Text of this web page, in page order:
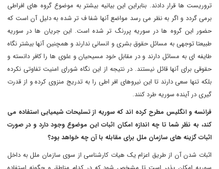
تروریست ها قرار دادند. بنابراین این بیانیه بیشتر به موضوع گروه های افراطی
برمی گردد و اگر به نظر می رسد مواضع آنها شفا ف تر شده به دلیل آن است که
حضور این گروه ها در سوریه پررنگ تر شده است. این جریان ها در سوریه
طبیعتا توجهی به مسائل حقوق بشری و انسانی ندارند و همچنین آنها بیشتر نگاه
طایفه ای به مسائل دارند و در مقابل خود مسیحیان و علوی ها را کافر دانسته و
حقوقی برای آنها قائل نیستند. در نتیجه از این نگاه شورای امنیت تفاوتی نکرده
بلکه تنها سعی دارند تا این نیروهای افر اطی را به تدریج منزوی کرده و از قدرت
گیری در آینده سوریه طرد کنند.
فرانسه و انگلیس مطرح کرده اند که سوریه از تسلیحات شیمیایی استفاده می
کند، به نظر شما تا چه اندازه امکان اثبات این موضوع وجود دارد و در صورت
اثبات گزینه های سازمان ملل برای مقابله با آن چه خواهد بود؟
اثبات شدن آن از طریق اعزام یک هیات کارشناسی از سوی سازمان ملل به داخل